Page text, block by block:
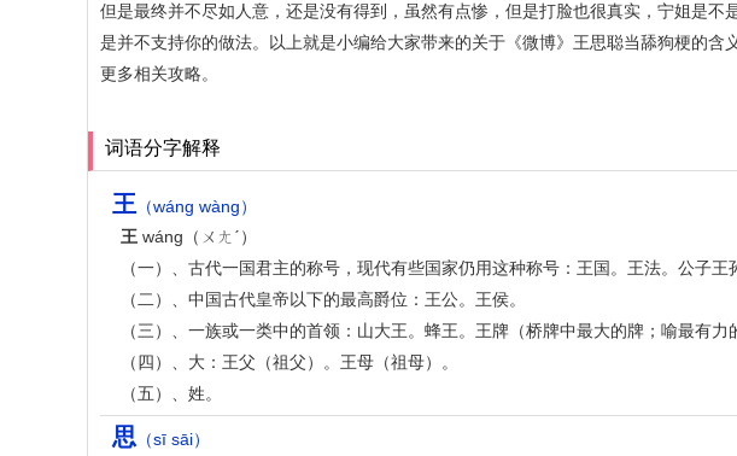
但是最终并不尽如人意，还是没有得到，虽然有点惨，但是打脸也很真实，宁姐是
是并不支持你的做法。以上就是小编给大家带来的关于《微博》王思聪当舔狗梗的
更多相关攻略。
词语分字解释
王 （wáng wàng）
王 wáng（ㄨㄤˊ）
（一）、古代一国君主的称号，现代有些国家仍用这种称号：王国。王法。公子王
（二）、中国古代皇帝以下的最高爵位：王公。王侯。
（三）、一族或一类中的首领：山大王。蜂王。王牌（桥牌中最大的牌；喻最有力
（四）、大：王父（祖父）。王母（祖母）。
（五）、姓。
思 （sī sāi）